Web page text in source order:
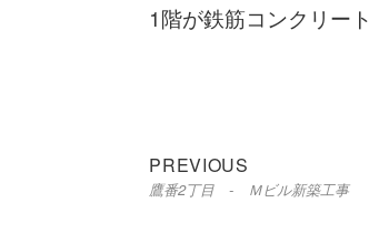
1階が鉄筋コンクリー
投
稿
PREVIOUS
post:
鷹番2丁目 - Ｍビル新築工事